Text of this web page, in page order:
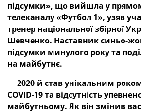
підсумки», що вийшла у
телеканалу «Футбол 1», узяв
тренер національної збірної
Шевченко. Наставник синьо-
підсумки минулого року та
на майбутнє.
—2020-й став унікальним
COVID-19 та відсутність
майбутньому. Як він змінив